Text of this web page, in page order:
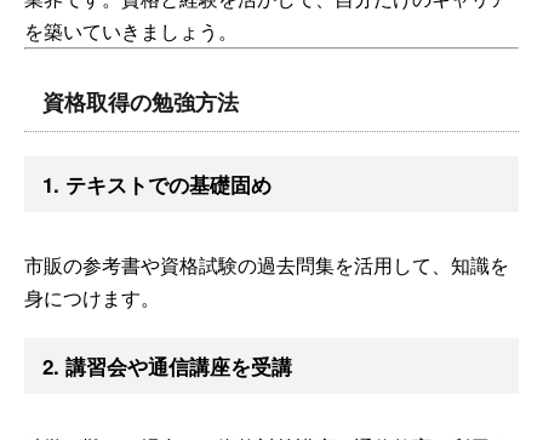
を築いていきましょう。
資格取得の勉強方法
1. テキストでの基礎固め
市販の参考書や資格試験の過去問集を活用して、知識を
身につけます。
2. 講習会や通信講座を受講